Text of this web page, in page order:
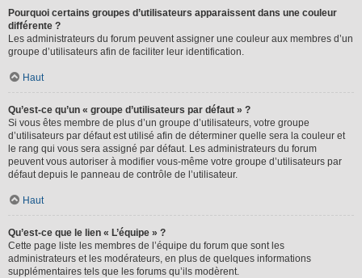
Pourquoi certains groupes d’utilisateurs apparaissent dans une couleur
différente ?
Les administrateurs du forum peuvent assigner une couleur aux membres d’un
groupe d’utilisateurs afin de faciliter leur identification.
Haut
Qu’est-ce qu’un « groupe d’utilisateurs par défaut » ?
Si vous êtes membre de plus d’un groupe d’utilisateurs, votre groupe
d’utilisateurs par défaut est utilisé afin de déterminer quelle sera la couleur et
le rang qui vous sera assigné par défaut. Les administrateurs du forum
peuvent vous autoriser à modifier vous-même votre groupe d’utilisateurs par
défaut depuis le panneau de contrôle de l’utilisateur.
Haut
Qu’est-ce que le lien « L’équipe » ?
Cette page liste les membres de l’équipe du forum que sont les
administrateurs et les modérateurs, en plus de quelques informations
supplémentaires tels que les forums qu’ils modèrent.